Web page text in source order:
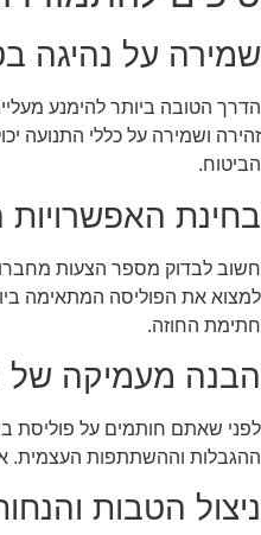
שמירה על נהיגה
הדרך הטובה ביותר להימנע
זהירה ושמירה על כללי התנועה
הביטוח.
בחינת האפשרויות
חשוב לבדוק מספר הצעות
למצוא את הפוליסה המתאימה
חתימת החוזה.
הבנה מעמיקה של
לפני שאתם חותמים על פוליסת
ההגבלות וההשתתפות העצמית.
ניצול הטבות